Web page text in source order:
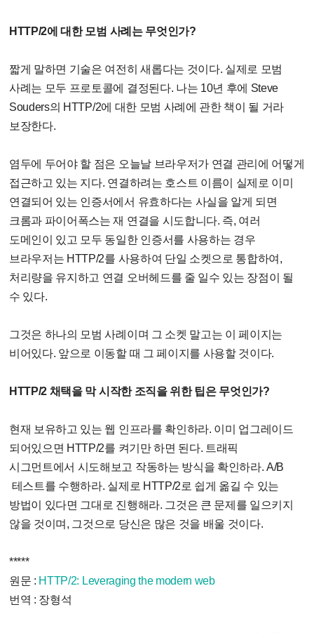
HTTP/2에 대한 모범 사례는 무엇인가?
짧게 말하면 기술은 여전히 새롭다는 것이다. 실제로 모범
사례는 모두 프로토콜에 결정된다. 나는 10년 후에 Steve
Souders의 HTTP/2에 대한 모범 사례에 관한 책이 될 거라
보장한다.
염두에 두어야 할 점은 오늘날 브라우저가 연결 관리에 어떻게
접근하고 있는 지다. 연결하려는 호스트 이름이 실제로 이미
연결되어 있는 인증서에서 유효하다는 사실을 알게 되면
크롬과 파이어폭스는 재 연결을 시도합니다. 즉, 여러
도메인이 있고 모두 동일한 인증서를 사용하는 경우
브라우저는 HTTP/2를 사용하여 단일 소켓으로 통합하여,
처리량을 유지하고 연결 오버헤드를 줄 일수 있는 장점이 될
수 있다.
그것은 하나의 모범 사례이며 그 소켓 말고는 이 페이지는
비어있다. 앞으로 이동할 때 그 페이지를 사용할 것이다.
HTTP/2 채택을 막 시작한 조직을 위한 팁은 무엇인가?
현재 보유하고 있는 웹 인프라를 확인하라. 이미 업그레이드
되어있으면 HTTP/2를 켜기만 하면 된다. 트래픽
시그먼트에서 시도해보고 작동하는 방식을 확인하라. A/B
테스트를 수행하라. 실제로 HTTP/2로 쉽게 옮길 수 있는
방법이 있다면 그대로 진행해라. 그것은 큰 문제를 일으키지
않을 것이며, 그것으로 당신은 많은 것을 배울 것이다.
*****
원문 : HTTP/2: Leveraging the modern web
번역 : 장형석